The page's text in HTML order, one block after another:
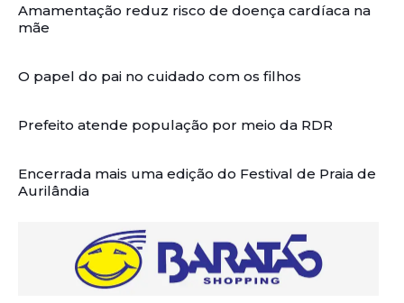
Amamentação reduz risco de doença cardíaca na
mãe
O papel do pai no cuidado com os filhos
Prefeito atende população por meio da RDR
Encerrada mais uma edição do Festival de Praia de
Aurilândia